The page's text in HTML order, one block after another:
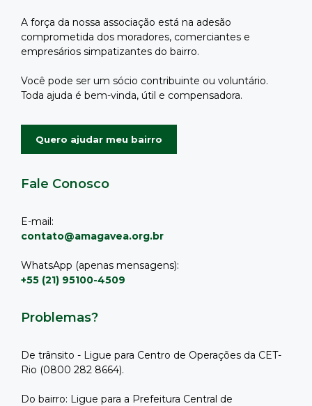
A força da nossa associação está na adesão
comprometida dos moradores, comerciantes e
empresários simpatizantes do bairro.
Você pode ser um sócio contribuinte ou voluntário.
Toda ajuda é bem-vinda, útil e compensadora.
Quero ajudar meu bairro
Fale Conosco
E-mail:
contato@amagavea.org.br
WhatsApp (apenas mensagens):
+55 (21) 95100-4509
Problemas?
De trânsito - Ligue para Centro de Operações da CET-
Rio (0800 282 8664).
Do bairro: Ligue para a Prefeitura Central de